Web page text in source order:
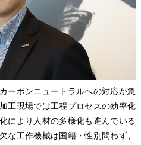
ーボンニュートラルへの対応が急
工現場では工程プロセスの効率化
により人材の多様化も進んでいる
な工作機械は国籍・性別問わず、